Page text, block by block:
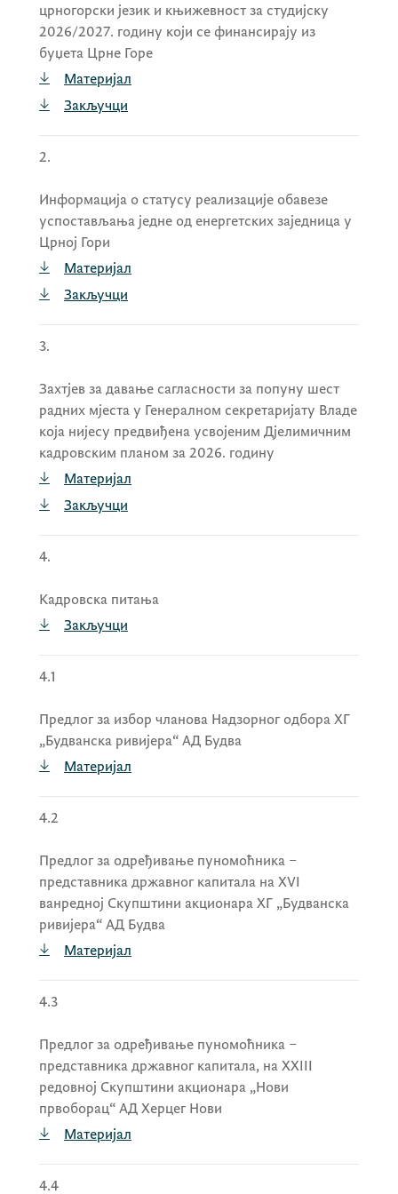
4.1.Предлогу за избор чланова Надзорног
одбора ХГ „Будванска ривијера“ АД Будва
4.2.
Предлогу за одређивање пуномоћника –
представника државног капитала на
ванредној Скупштини акционара ХГ
„Будванска ривијера“ АД Будва,
4.3.
редовној Скупштини акционара „Нови
првоборац“ АД Херцег Нови
4.4. Предлогу за одређивање пуномоћника –
представника државног капитала, на
редовној Скупштини акционара
АД – Подгорица
4.5.
представника државног капитала наXX
редовној Скупштини акционара ХТП
„Улцињска ривијера“ АД Улцињ.
црногорски језик и књижевност за студијску
2026/2027. годину који се финансирају из
буџета Црне Горе
Материјал
Закључци
2.
Информација о статусу реализације обавезе
успостављања једне од енергетских заједница у
Црној Гори
Материјал
Закључци
3.
Захтјев за давање сагласности за попуну шест
радних мјеста у Генералном секретаријату Владе
која нијесу предвиђена усвојеним Дјелимичним
кадровским планом за 2026. годину
Материјал
Закључци
4.
Кадровска питања
Закључци
4.1
Предлог за избор чланова Надзорног одбора ХГ
„Будванска ривијера“ АД Будва
Материјал
4.2
Предлог за одређивање пуномоћника –
представника државног капитала на XVI
ванредној Скупштини акционара ХГ „Будванска
ривијера“ АД Будва
Материјал
4.3
Предлог за одређивање пуномоћника –
представника државног капитала, на XXIII
редовној Скупштини акционара „Нови
првоборац“ АД Херцег Нови
Материјал
4.4